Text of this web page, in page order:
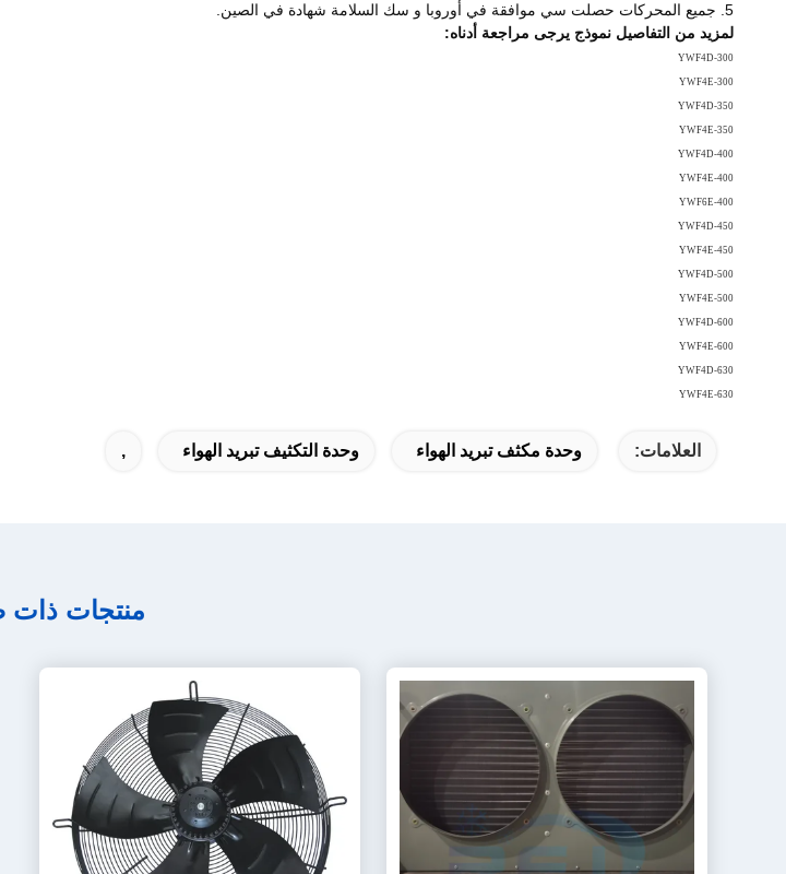
5. جميع المحركات حصلت سي موافقة في أوروبا و سك السلامة شهادة في الصين.
لمزيد من التفاصيل نموذج يرجى مراجعة أدناه:
YWF4D-300
YWF4E-300
YWF4D-350
YWF4E-350
YWF4D-400
YWF4E-400
YWF6E-400
YWF4D-450
YWF4E-450
YWF4D-500
YWF4E-500
YWF4D-600
YWF4E-600
YWF4D-630
YWF4E-630
العلامات: وحدة مكثف تبريد الهواء وحدة التكثيف تبريد الهواء ,
منتجات ذات